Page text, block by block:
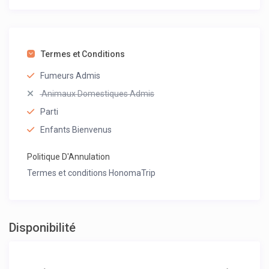
Termes et Conditions
Fumeurs Admis
Animaux Domestiques Admis
Parti
Enfants Bienvenus
Politique D'Annulation
Termes et conditions HonomaTrip
Disponibilité